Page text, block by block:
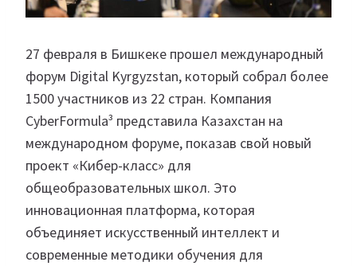
27 февраля в Бишкеке прошел международный
форум Digital Kyrgyzstan, который собрал более
1500 участников из 22 стран. Компания
CyberFormula³ представила Казахстан на
международном форуме, показав свой новый
проект «Кибер-класс» для
общеобразовательных школ. Это
инновационная платформа, которая
объединяет искусственный интеллект и
современные методики обучения для